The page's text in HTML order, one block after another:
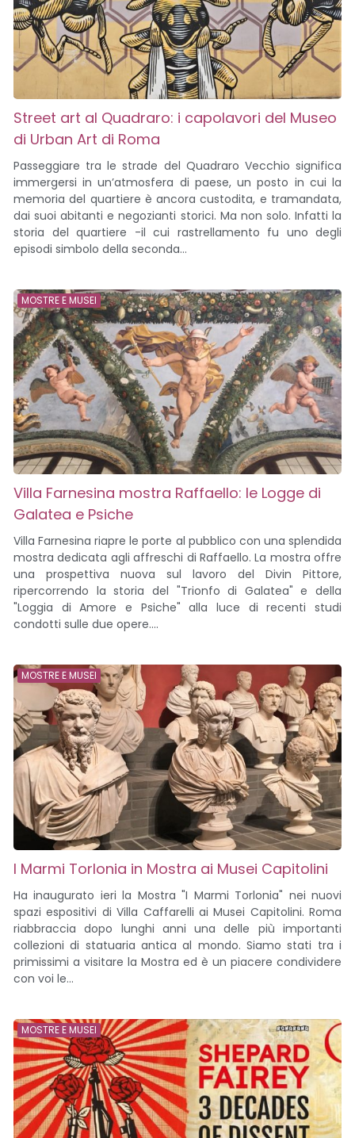
Street art al Quadraro: i capolavori del Museo
di Urban Art di Roma
Passeggiare tra le strade del Quadraro Vecchio significa
immergersi in un’atmosfera di paese, un posto in cui la
memoria del quartiere è ancora custodita, e tramandata,
dai suoi abitanti e negozianti storici. Ma non solo. Infatti la
storia del quartiere -il cui rastrellamento fu uno degli
episodi simbolo della seconda...
MOSTRE E MUSEI
Villa Farnesina mostra Raffaello: le Logge di
Galatea e Psiche
Villa Farnesina riapre le porte al pubblico con una splendida
mostra dedicata agli affreschi di Raffaello. La mostra offre
una prospettiva nuova sul lavoro del Divin Pittore,
ripercorrendo la storia del "Trionfo di Galatea" e della
"Loggia di Amore e Psiche" alla luce di recenti studi
condotti sulle due opere....
MOSTRE E MUSEI
I Marmi Torlonia in Mostra ai Musei Capitolini
Ha inaugurato ieri la Mostra "I Marmi Torlonia" nei nuovi
spazi espositivi di Villa Caffarelli ai Musei Capitolini. Roma
riabbraccia dopo lunghi anni una delle più importanti
collezioni di statuaria antica al mondo. Siamo stati tra i
primissimi a visitare la Mostra ed è un piacere condividere
con voi le...
MOSTRE E MUSEI